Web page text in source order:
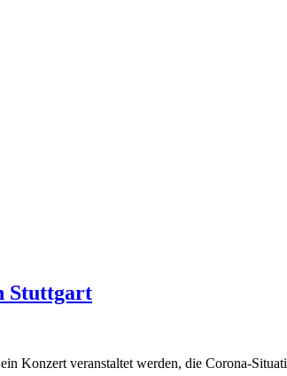
Stuttgart
Konzert veranstaltet werden, die Corona-